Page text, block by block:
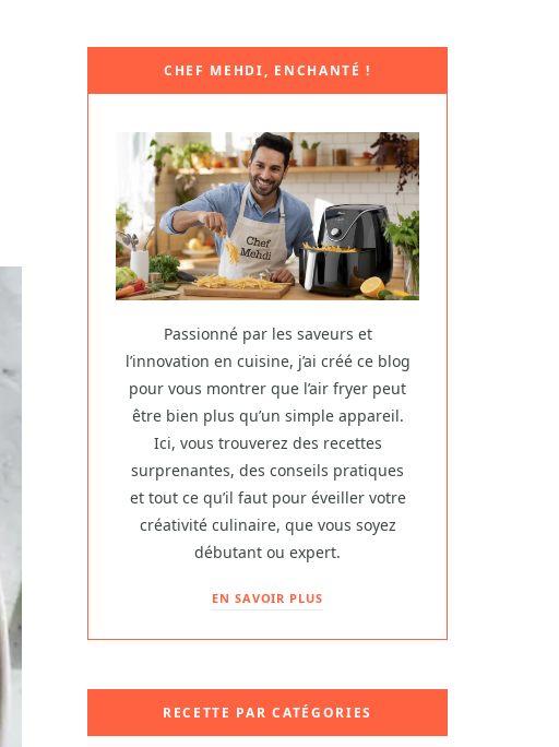
CHEF MEHDI, ENCHANTÉ !
Passionné par les saveurs et
l’innovation en cuisine, j’ai créé ce blog
pour vous montrer que l’air fryer peut
être bien plus qu’un simple appareil.
Ici, vous trouverez des recettes
surprenantes, des conseils pratiques
et tout ce qu’il faut pour éveiller votre
créativité culinaire, que vous soyez
débutant ou expert.
EN SAVOIR PLUS
RECETTE PAR CATÉGORIES